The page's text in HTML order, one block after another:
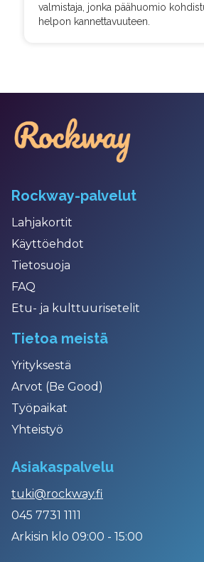
valmistaja, jonka päähuomio
helpon kannettavuuteen.
Rockway-palvelut
Lahjakortit
Käyttöehdot
Tietosuoja
FAQ
Etu- ja kulttuurisetelit
Tietoa meistä
Yrityksestä
Arvot (Be Good)
Työpaikat
Yhteistyö
Asiakaspalvelu
tuki@rockway.fi
045 7731 1111
Arkisin klo 09:00 - 15:00